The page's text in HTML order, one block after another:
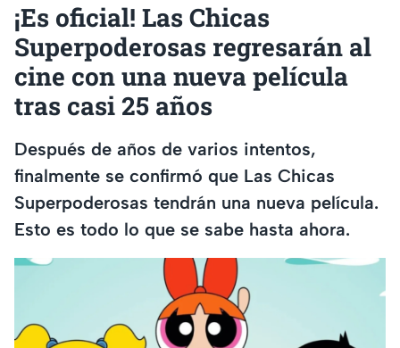
¡Es oficial! Las Chicas
Superpoderosas regresarán al
cine con una nueva película
tras casi 25 años
Después de años de varios intentos,
finalmente se confirmó que Las Chicas
Superpoderosas tendrán una nueva película.
Esto es todo lo que se sabe hasta ahora.